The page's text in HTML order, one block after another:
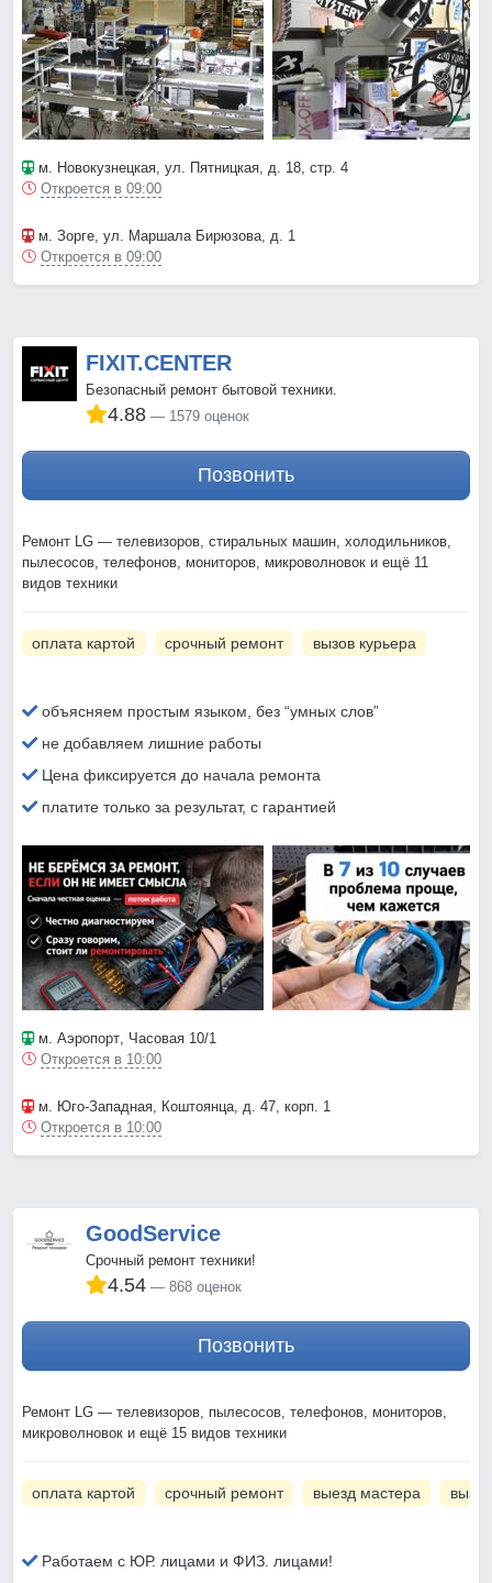
м. Новокузнецкая, ул. Пятницкая, д. 18, стр. 4
Откроется в 09:00
м. Зорге, ул. Маршала Бирюзова, д. 1
Откроется в 09:00
FIXIT.CENTER
Безопасный ремонт бытовой техники.
4.88 1579 оценок
Позвонить
Ремонт LG — телевизоров, стиральных машин, холодильников,
пылесосов, телефонов, мониторов, микроволновок и ещё 11
видов техники
оплата картой срочный ремонт вызов курьера
объясняем простым языком, без “умных слов”
не добавляем лишние работы
Цена фиксируется до начала ремонта
платите только за результат, с гарантией
м. Аэропорт, Часовая 10/1
Откроется в 10:00
м. Юго-Западная, Коштоянца, д. 47, корп. 1
Откроется в 10:00
GoodService
Срочный ремонт техники!
4.54 868 оценок
Позвонить
Ремонт LG — телевизоров, пылесосов, телефонов, мониторов,
микроволновок и ещё 15 видов техники
оплата картой срочный ремонт выезд мастера
Работаем с ЮР. лицами и ФИЗ. лицами!